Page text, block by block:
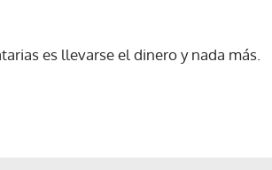
es llevarse el dinero y nada más.